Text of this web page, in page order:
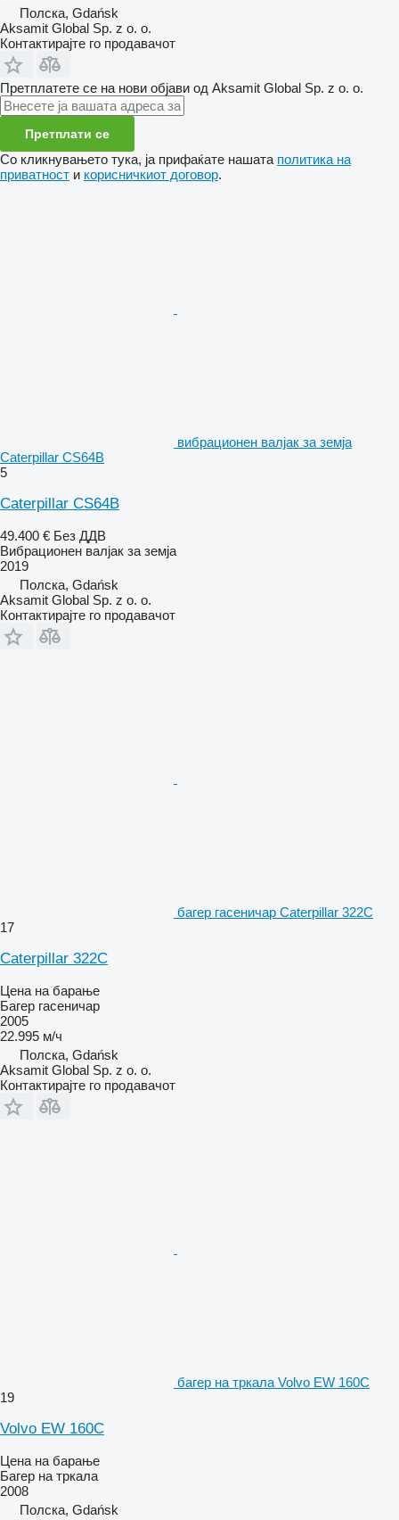
Полска, Gdańsk
Aksamit Global Sp. z o. o.
Контактирајте го продавачот
Претплатете се на нови објави од Aksamit Global Sp. z o. o.
Претплати се
Со кликнувањето тука, ја прифаќате нашата политика на
приватност и корисничкиот договор.
вибрационен валјак за земја
Caterpillar CS64B
5
Caterpillar CS64B
49.400 € Без ДДВ
Вибрационен валјак за земја
2019
Полска, Gdańsk
Aksamit Global Sp. z o. o.
Контактирајте го продавачот
багер гасеничар Caterpillar 322C
17
Caterpillar 322C
Цена на барање
Багер гасеничар
2005
22.995 м/ч
Полска, Gdańsk
Aksamit Global Sp. z o. o.
Контактирајте го продавачот
багер на тркала Volvo EW 160C
19
Volvo EW 160C
Цена на барање
Багер на тркала
2008
Полска, Gdańsk